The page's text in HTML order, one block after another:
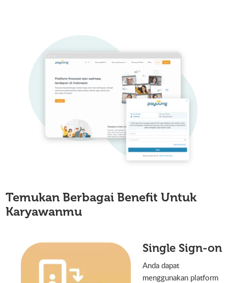
Temukan Berbagai BenefitUntuk
Karyawanmu
Single Sign-on
Anda dapat
menggunakan platform